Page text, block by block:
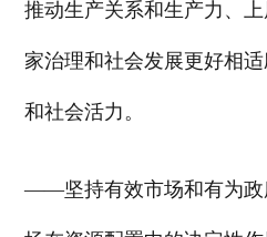
推动生产关系和生产力、
家治理和社会发展更好相
和社会活力。
——坚持有效市场和有为政